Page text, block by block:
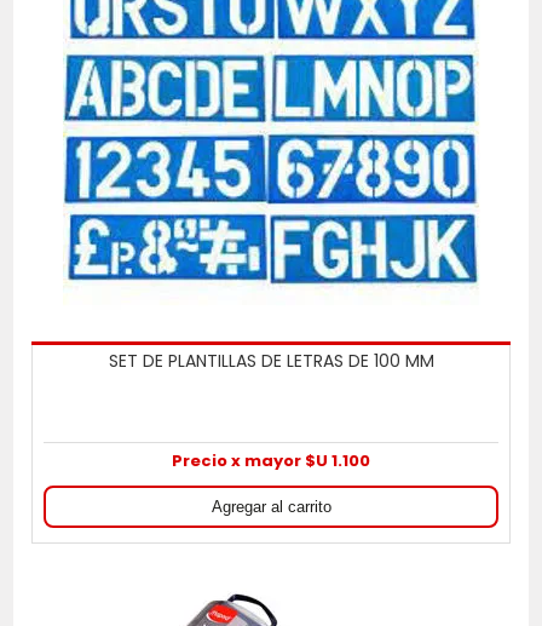
SET DE PLANTILLAS DE LETRAS DE 100 MM
Precio x mayor $U 1.100